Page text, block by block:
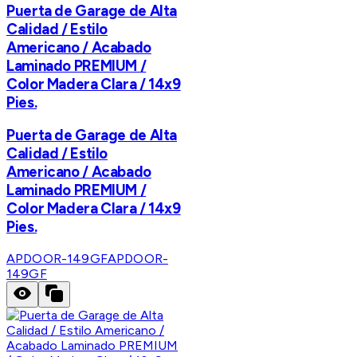
Puerta de Garage de Alta
Calidad / Estilo
Americano / Acabado
Laminado PREMIUM /
Color Madera Clara / 14x9
Pies.
Puerta de Garage de Alta
Calidad / Estilo
Americano / Acabado
Laminado PREMIUM /
Color Madera Clara / 14x9
Pies.
APDOOR-149GFAPDOOR-
149GF